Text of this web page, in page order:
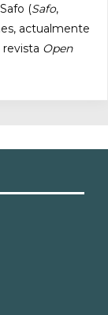
(Safo,
actualmente
Open